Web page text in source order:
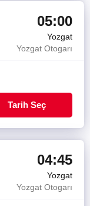
05:00
Yozgat
Yozgat Otogarı
Tarih Seç
04:45
Yozgat
Yozgat Otogarı